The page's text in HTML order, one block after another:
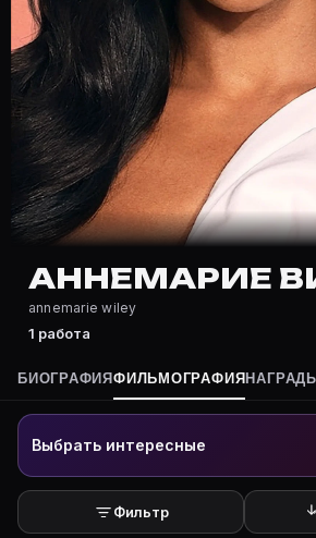
Частые вопросы о
Где снимался Аннемарие Вилей?
Фильмография Аннемарие
Какие фильмы снимал(а)
Полный список — на Movie
Кто такой(ая) Аннемарие Вилей?
Аннемарие Вилей — Актер.
Где открыть фильмографию
На Movie Planner: https://movie-
АННЕМАРИЕ
annemarie wiley
1 работа
БИОГРАФИЯФИЛЬМОГРАФИЯ НАГРАДЫ
Выбрать интересные
Фильтр